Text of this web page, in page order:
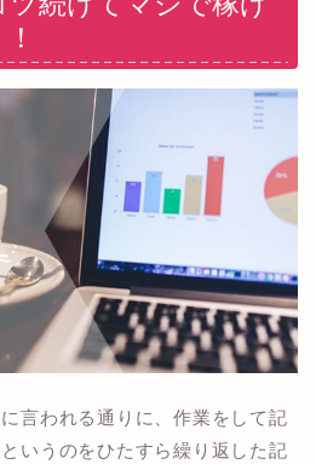
言われる通りに、作業をして記
いうのをひたすら繰り返した記